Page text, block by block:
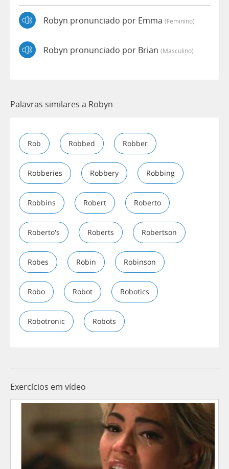
Robyn pronunciado por Emma (feminino)
Robyn pronunciado por Brian (masculino)
Palavras similares a Robyn
Rob Robbed Robber
Robberies Robbery Robbing
Robbins Robert Roberto
Roberto's Roberts Robertson
Robes Robin Robinson
Robo Robot Robotics
Robotronic Robots
Exercícios em vídeo